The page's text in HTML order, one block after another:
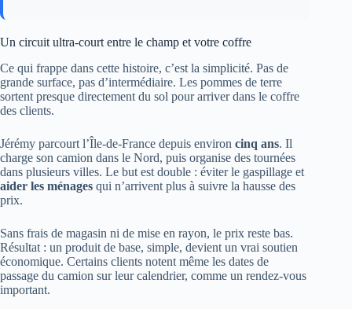
Un circuit ultra-court entre le champ et votre coffre
Ce qui frappe dans cette histoire, c’est la simplicité. Pas de
grande surface, pas d’intermédiaire. Les pommes de terre
sortent presque directement du sol pour arriver dans le coffre
des clients.
Jérémy parcourt l’Île-de-France depuis environ cinq ans. Il
charge son camion dans le Nord, puis organise des tournées
dans plusieurs villes. Le but est double : éviter le gaspillage et
aider les ménages qui n’arrivent plus à suivre la hausse des
prix.
Sans frais de magasin ni de mise en rayon, le prix reste bas.
Résultat : un produit de base, simple, devient un vrai soutien
économique. Certains clients notent même les dates de
passage du camion sur leur calendrier, comme un rendez-vous
important.